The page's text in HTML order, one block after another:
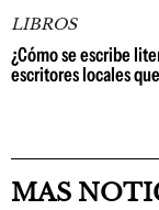
LIBROS
¿Cómo se escribe
escritores locales
MAS